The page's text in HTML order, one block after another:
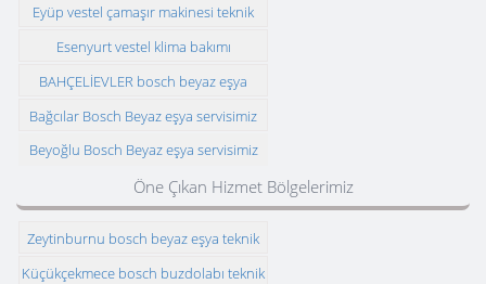
Eyüp vestel çamaşır makinesi teknik
Esenyurt vestel klima bakımı
BAHÇELİEVLER bosch beyaz eşya
Bağcılar Bosch Beyaz eşya servisimiz
Beyoğlu Bosch Beyaz eşya servisimiz
Öne Çıkan Hizmet Bölgelerimiz
Zeytinburnu bosch beyaz eşya teknik
Küçükçekmece bosch buzdolabı teknik